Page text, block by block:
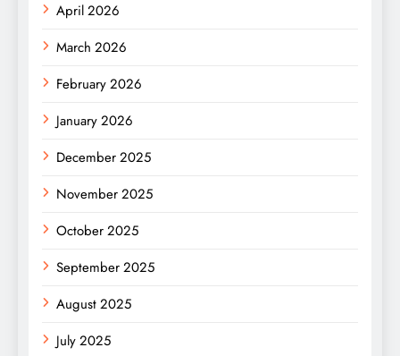
April 2026
March 2026
February 2026
January 2026
December 2025
November 2025
October 2025
September 2025
August 2025
July 2025